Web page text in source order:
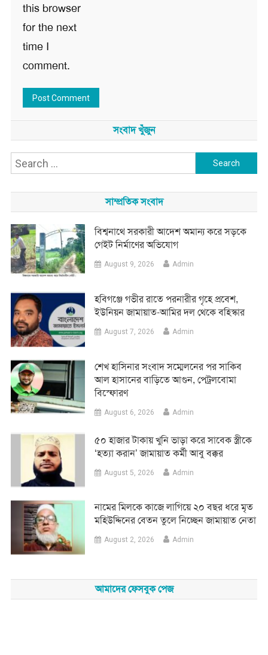
this browser
for the next
time I
comment.
সংবাদ খুঁজুন
Search
সাম্প্রতিক সংবাদ
বিশ্বনাথে সরকারী আদেশ অমান্য করে সড়কে
গেইট নির্মাণের অভিযোগ
August 9, 2026 Admin
হবিগঞ্জে গভীর রাতে পরনারীর গৃহে প্রবেশ,
ইউনিয়ন জামায়াত-আমির দল থেকে বহিস্কার
August 7, 2026 Admin
শেখ হাসিনার সংবাদ সম্মেলনের পর সাকিব
আল হাসানের বাড়িতে আগুন, পেট্রলবোমা
বিস্ফোরণ
August 6, 2026 Admin
৫০ হাজার টাকায় খুনি ভাড়া করে সাবেক স্ত্রীকে
‘হত্যা করান’ জামায়াত কর্মী আবু বক্কর
August 5, 2026 Admin
নামের মিলকে কাজে লাগিয়ে ২০ বছর ধরে মৃত
মহিউদ্দিনের বেতন তুলে নিচ্ছেন জামায়াত নেতা
August 2, 2026 Admin
আমাদের ফেসবুক পেজ